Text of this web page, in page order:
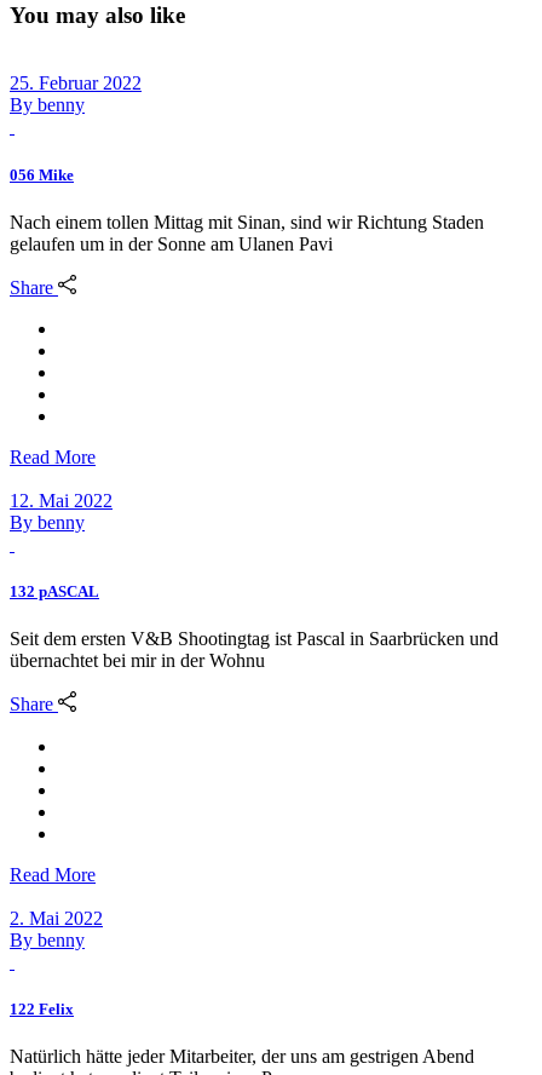
You may also like
25. Februar 2022
By benny
056 Mike
Nach einem tollen Mittag mit Sinan, sind wir Richtung Staden
gelaufen um in der Sonne am Ulanen Pavi
Share
Read More
12. Mai 2022
By benny
132 pASCAL
Seit dem ersten V&B Shootingtag ist Pascal in Saarbrücken und
übernachtet bei mir in der Wohnu
Share
Read More
2. Mai 2022
By benny
122 Felix
Natürlich hätte jeder Mitarbeiter, der uns am gestrigen Abend